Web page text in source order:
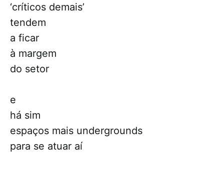
‘críticos demais’
tendem
a ficar
à margem
do setor
e
há sim
espaços mais undergrounds
para se atuar aí